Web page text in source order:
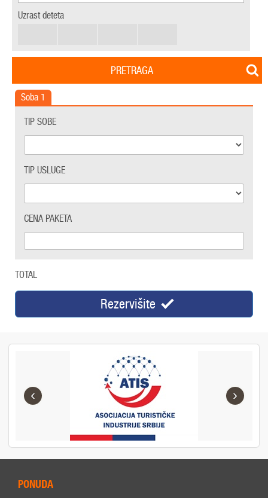
Uzrast deteta
PRETRAGA
Soba 1
TIP SOBE
TIP USLUGE
CENA PAKETA
TOTAL
Rezervišite
‹ ›
PONUDA